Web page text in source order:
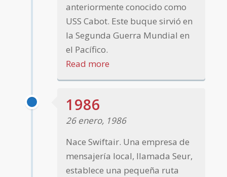
anteriormente conocido como
USS Cabot. Este buque sirvió en
la Segunda Guerra Mundial en
el Pacífico.
Read more
1986
26 enero, 1986
Nace Swiftair. Una empresa de
mensajería local, llamada Seur,
establece una pequeña ruta